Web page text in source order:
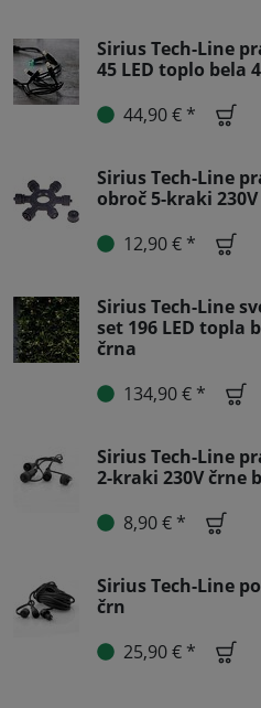
Sirius Tech-Line
45 LED toplo bela
44,90 € *
Sirius Tech-Line
obroč 5-kraki
12,90 € *
Sirius Tech-Line
set 196 LED topla
črna
134,90 € *
Sirius Tech-Line
2-kraki 230V črne
8,90 € *
Sirius Tech-Line
črn
25,90 € *